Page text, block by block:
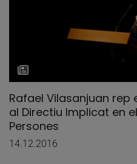
Rafael Vilasanjuan rep
al Directiu Implicat en
Persones
14.12.2016